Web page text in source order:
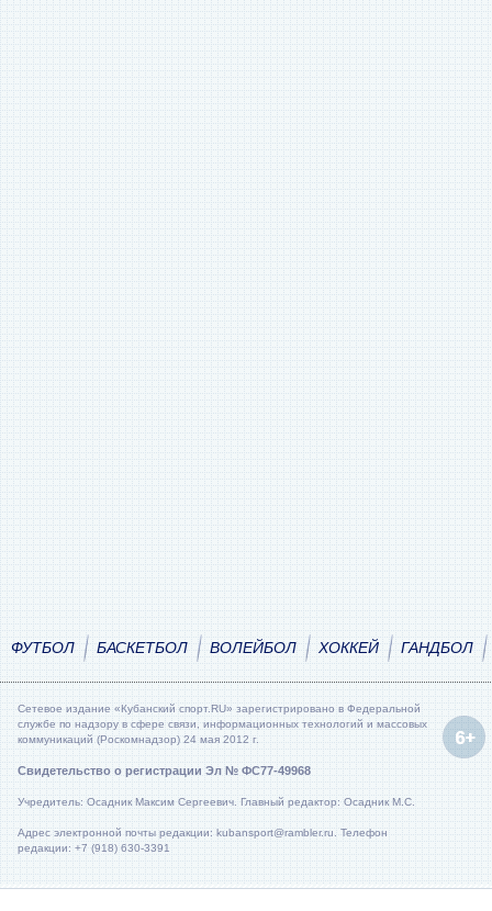
ФУТБОЛ БАСКЕТБОЛ ВОЛЕЙБОЛ ХОККЕЙ ГАНДБОЛ
Сетевое издание «Кубанский спорт.RU» зарегистрировано в Федеральной
службе по надзору в сфере связи, информационных технологий и массовых
коммуникаций (Роскомнадзор) 24 мая 2012 г.
Свидетельство о регистрации Эл № ФС77-49968
Учредитель: Осадник Максим Сергеевич. Главный редактор: Осадник М.С.
Адрес электронной почты редакции: kubansport@rambler.ru. Телефон
редакции: +7 (918) 630-3391